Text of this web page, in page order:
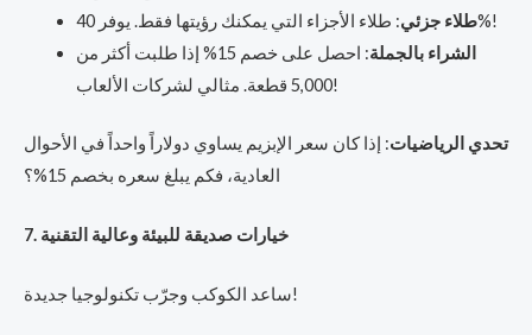
طلاء جزئي: طلاء الأجزاء التي يمكنك رؤيتها فقط. يوفر 40%!
الشراء بالجملة
: احصل على خصم 15% إذا طلبت أكثر من
5,000 قطعة. مثالي لشركات الألعاب!
تحدي الرياضيات: إذا كان سعر الإبزيم يساوي دولاراً واحداً في الأحوال
العادية، فكم يبلغ سعره بخصم 15%؟
7. خيارات صديقة للبيئة وعالية التقنية
ساعد الكوكب وجرّب تكنولوجيا جديدة!